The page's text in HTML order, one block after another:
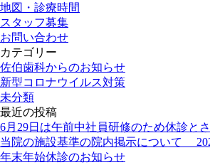
地図・診療時間
スタッフ募集
お問い合わせ
カテゴリー
佐伯歯科からのお知らせ
新型コロナウイルス対策
未分類
最近の投稿
6月29日は午前中社員研修のため休診と
当院の施設基準の院内掲示について
年末年始休診のお知らせ